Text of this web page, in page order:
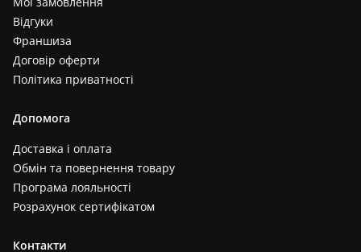
Відгуки
Франшиза
Договір оферти
Політика приватності
Допомога
Доставка і оплата
Обмін та повернення товару
Програма лояльності
Розрахунок сертифікатом
Контакти